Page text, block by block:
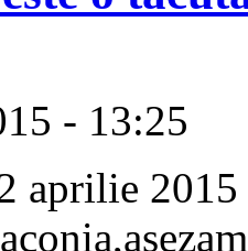
- 13:25
aprilie